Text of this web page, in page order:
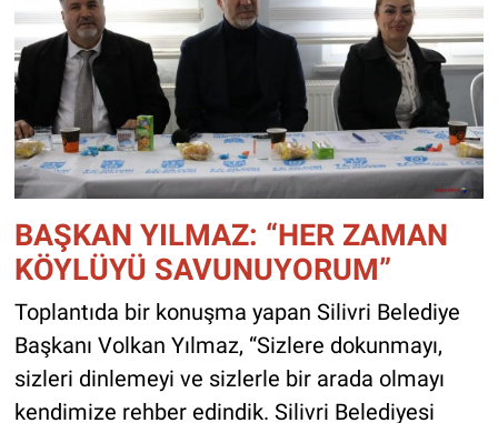
BAŞKAN YILMAZ: “HER ZAMAN
KÖYLÜYÜ SAVUNUYORUM”
Toplantıda bir konuşma yapan Silivri Belediye
Başkanı Volkan Yılmaz, “Sizlere dokunmayı,
sizleri dinlemeyi ve sizlerle bir arada olmayı
kendimize rehber edindik. Silivri Belediyesi